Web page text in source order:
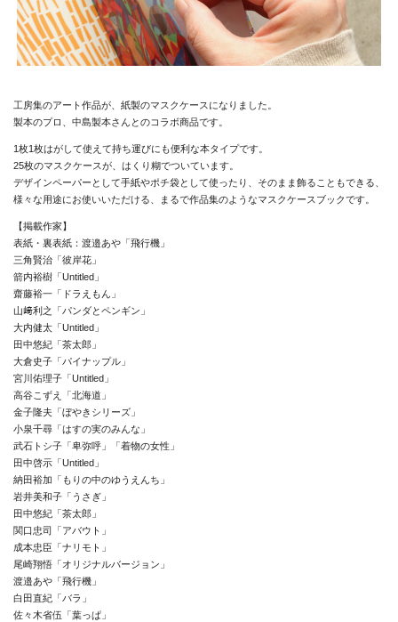
Projects
Goods
Access
Link
南関東・甲信障害者
アートサポートセンター
社会福祉法人みぬま福祉会
工房集のアート作品が、紙製のマスクケースになりました。
製本のプロ、中島製本さんとのコラボ商品です。
1枚1枚はがして使えて持ち運びにも便利な本タイプです。
25枚のマスクケースが、はくり糊でついています。
デザインペーパーとして手紙やポチ袋として使ったり、そのまま飾ることもできる、
様々な用途にお使いいただける、まるで作品集のようなマスクケースブックです。
【掲載作家】
表紙・裏表紙：渡邉あや「飛行機」
三角賢治「彼岸花」
箭内裕樹「Untitled」
齋藤裕一「ドラえもん」
山﨑利之「パンダとペンギン」
大内健太「Untitled」
田中悠紀「茶太郎」
大倉史子「パイナップル」
宮川佑理子「Untitled」
高谷こずえ「北海道」
金子隆夫「ぼやきシリーズ」
小泉千尋「はすの実のみんな」
武石トシ子「卑弥呼」「着物の女性」
田中啓示「Untitled」
納田裕加「もりの中のゆうえんち」
岩井美和子「うさぎ」
田中悠紀「茶太郎」
関口忠司「アバウト」
成本忠臣「ナリモト」
尾崎翔悟「オリジナルバージョン」
渡邉あや「飛行機」
白田直紀「バラ」
佐々木省伍「葉っぱ」